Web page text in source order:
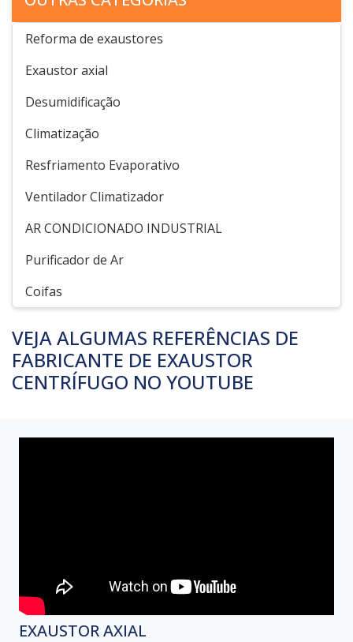
Reforma de exaustores
Exaustor axial
Desumidificação
Climatização
Resfriamento Evaporativo
Ventilador Climatizador
AR CONDICIONADO INDUSTRIAL
Purificador de Ar
Coifas
VEJA ALGUMAS REFERÊNCIAS DE
FABRICANTE DE EXAUSTOR
CENTRÍFUGO NO YOUTUBE
EXAUSTOR AXIAL